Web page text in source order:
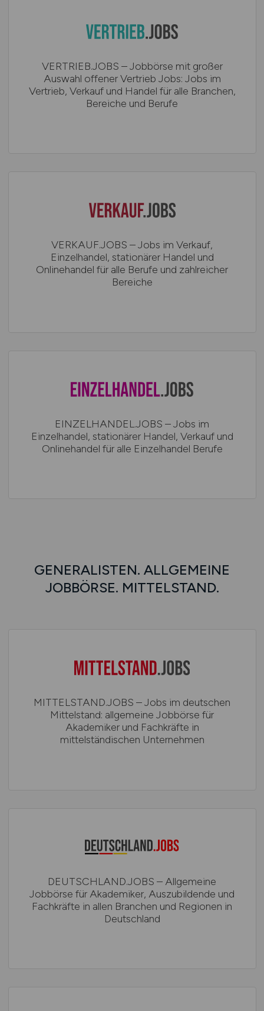
VERTRIEB.JOBS – Jobbörse mit großer
Auswahl offener Vertrieb Jobs: Jobs im
Vertrieb, Verkauf und Handel für alle Branchen,
Bereiche und Berufe
VERKAUF.JOBS – Jobs im Verkauf,
Einzelhandel, stationärer Handel und
Onlinehandel für alle Berufe und zahlreicher
Bereiche
EINZELHANDEL.JOBS – Jobs im
Einzelhandel, stationärer Handel, Verkauf und
Onlinehandel für alle Einzelhandel Berufe
GENERALISTEN. ALLGEMEINE
JOBBÖRSE. MITTELSTAND.
MITTELSTAND.JOBS – Jobs im deutschen
Mittelstand: allgemeine Jobbörse für
Akademiker und Fachkräfte in
mittelständischen Unternehmen
DEUTSCHLAND.JOBS – Allgemeine
Jobbörse für Akademiker, Auszubildende und
Fachkräfte in allen Branchen und Regionen in
Deutschland